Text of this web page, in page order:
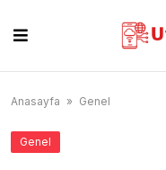
content
Anasayfa » Genel
Genel